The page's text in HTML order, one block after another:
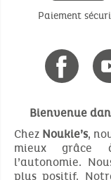
Paiement
Bienvenue
Chez Noukie’s,
mieux grâce
l’autonomie.
plus positif.